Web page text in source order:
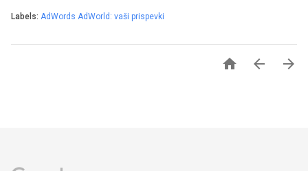
Labels: AdWords AdWorld: vaši prispevki
  